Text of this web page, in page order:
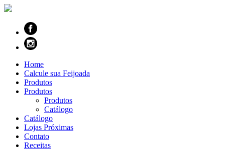
Home
Calcule sua Feijoada
Produtos
Produtos
Produtos
Catálogo
Catálogo
Lojas Próximas
Contato
Receitas